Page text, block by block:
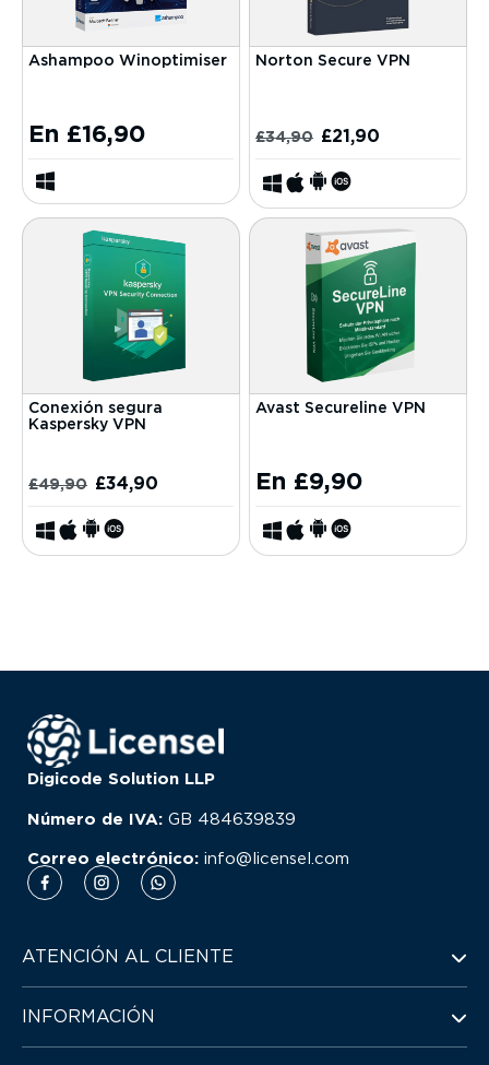
Ashampoo Winoptimiser
En £16,90
Norton Secure VPN
£34,90 £21,90
Conexión segura
Kaspersky VPN
£49,90 £34,90
Avast Secureline VPN
En £9,90
Digicode Solution LLP
Número de IVA: GB 484639839
Correo electrónico: info@licensel.com
ATENCIÓN AL CLIENTE
INFORMACIÓN